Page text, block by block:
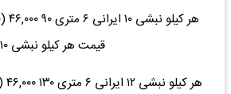
قیمت هر کیلو نبشی ۱۰